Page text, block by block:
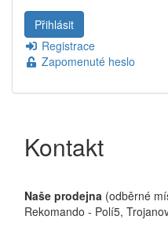
Registrace
Zapomenuté heslo
Kontakt
Naše prodejna (odběrné
Rekomando - Polí5,